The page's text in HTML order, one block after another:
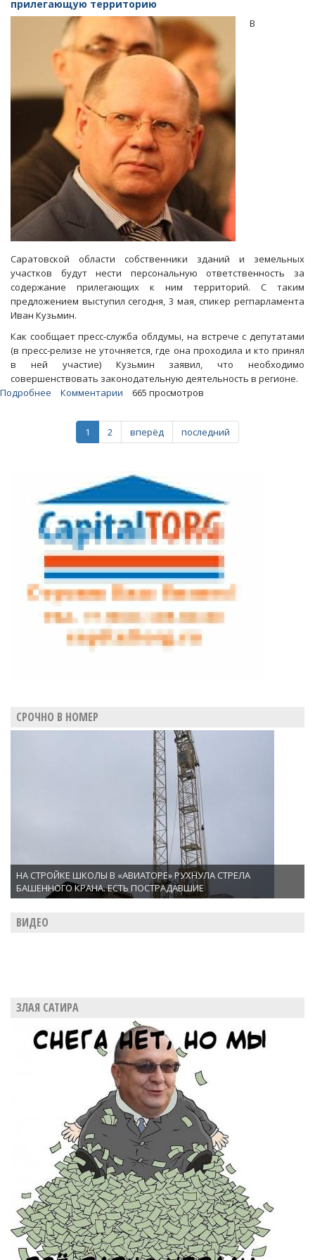
требовать
контакты
чиновников-
исполнителей
прилегающую территорию
В
Саратовской области собственники зданий и земельных
участков будут нести персональную ответственность за
содержание прилегающих к ним территорий. С таким
предложением выступил сегодня, 3 мая, спикер регпарламента
Иван Кузьмин.
Как сообщает пресс-служба облдумы, на встрече с депутатами
(в пресс-релизе не уточняется, где она проходила и кто принял
в ней участие) Кузьмин заявил, что необходимо
совершенствовать законодательную деятельность в регионе.
Подробнее
хочет
обязать
прилегающую
территорию
Комментарии 665 просмотров
1 2 вперёд последний
СРОЧНО В НОМЕР
НА СТРОЙКЕ ШКОЛЫ В «АВИАТОРЕ» РУХНУЛА СТРЕЛА
БАШЕННОГО КРАНА. ЕСТЬ ПОСТРАДАВШИЕ
ВИДЕО
ЗЛАЯ САТИРА